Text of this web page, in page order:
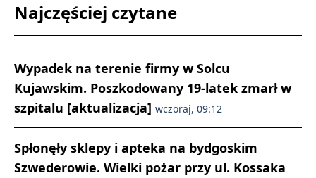
Najczęściej czytane
Wypadek na terenie firmy w Solcu
Kujawskim. Poszkodowany 19-latek zmarł w
szpitalu [aktualizacja] wczoraj, 09:12
Spłonęły sklepy i apteka na bydgoskim
Szwederowie. Wielki pożar przy ul. Kossaka